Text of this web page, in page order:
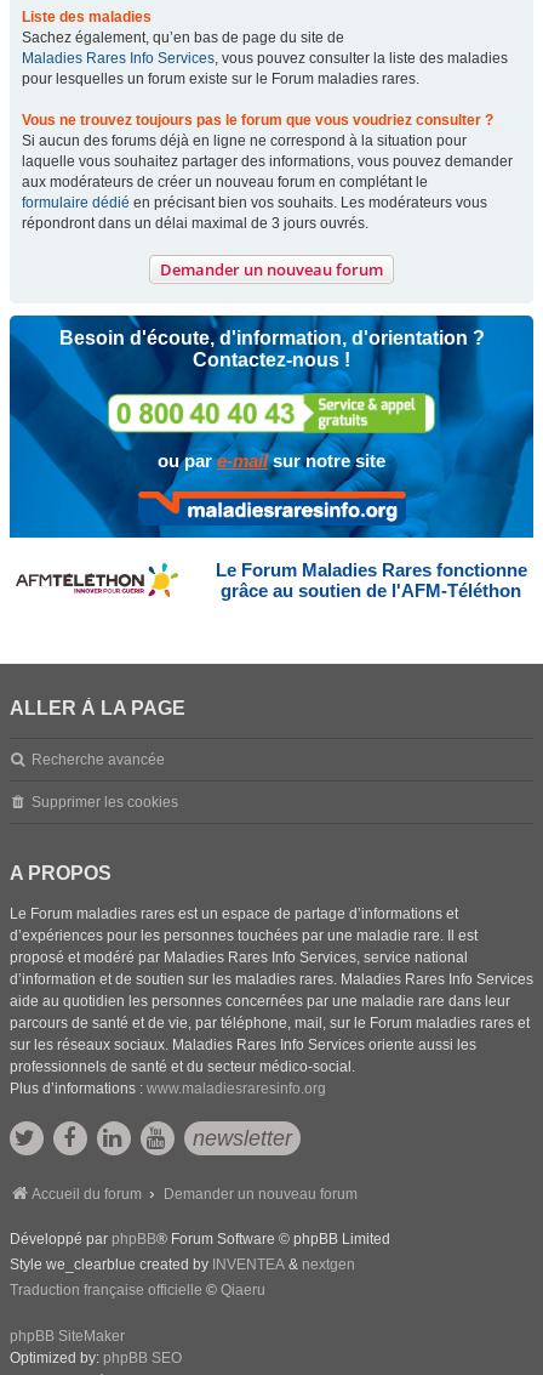
Liste des maladies
Sachez également, qu’en bas de page du site de
Maladies Rares Info Services, vous pouvez consulter la liste des maladies
pour lesquelles un forum existe sur le Forum maladies rares.
Vous ne trouvez toujours pas le forum que vous voudriez consulter ?
Si aucun des forums déjà en ligne ne correspond à la situation pour
laquelle vous souhaitez partager des informations, vous pouvez demander
aux modérateurs de créer un nouveau forum en complétant le
formulaire dédié en précisant bien vos souhaits. Les modérateurs vous
répondront dans un délai maximal de 3 jours ouvrés.
Demander un nouveau forum
Besoin d'écoute, d'information, d'orientation ?
Contactez-nous !
ou pare-mailsur notre site
Le Forum Maladies Rares fonctionne
grâce au soutien de l'AFM-Téléthon
ALLER À LA PAGE
Recherche avancée
Supprimer les cookies
A PROPOS
Le Forum maladies rares est un espace de partage d’informations et
d’expériences pour les personnes touchées par une maladie rare. Il est
proposé et modéré par Maladies Rares Info Services, service national
d’information et de soutien sur les maladies rares. Maladies Rares Info Services
aide au quotidien les personnes concernées par une maladie rare dans leur
parcours de santé et de vie, par téléphone, mail, sur le Forum maladies rares et
sur les réseaux sociaux. Maladies Rares Info Services oriente aussi les
professionnels de santé et du secteur médico-social.
Plus d’informations : www.maladiesraresinfo.org
newsletter
Accueil du forum Demander un nouveau forum
Développé par phpBB® Forum Software © phpBB Limited
Style we_clearblue created by INVENTEA & nextgen
Traduction française officielle © Qiaeru
phpBB SiteMaker
Optimized by: phpBB SEO